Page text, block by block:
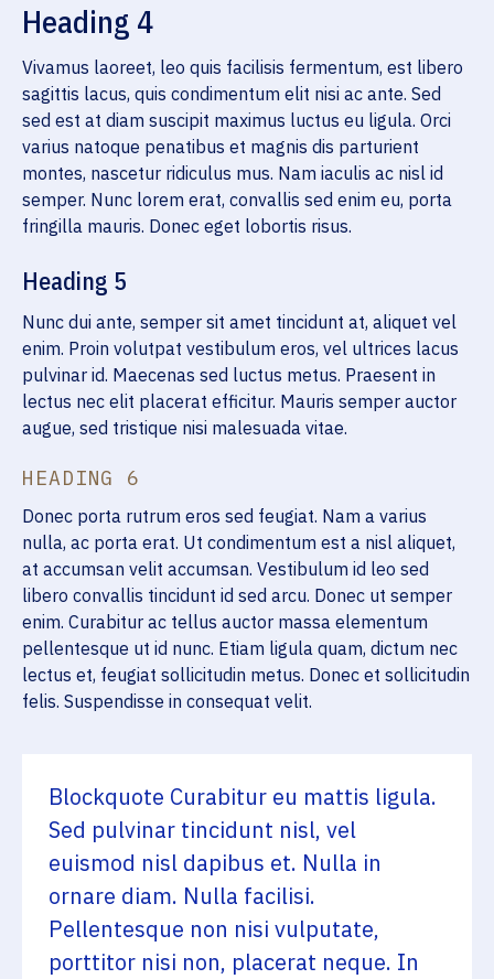
Heading 4
Vivamus laoreet, leo quis facilisis fermentum, est libero
sagittis lacus, quis condimentum elit nisi ac ante. Sed
sed est at diam suscipit maximus luctus eu ligula. Orci
varius natoque penatibus et magnis dis parturient
montes, nascetur ridiculus mus. Nam iaculis ac nisl id
semper. Nunc lorem erat, convallis sed enim eu, porta
fringilla mauris. Donec eget lobortis risus.
Heading 5
Nunc dui ante, semper sit amet tincidunt at, aliquet vel
enim. Proin volutpat vestibulum eros, vel ultrices lacus
pulvinar id. Maecenas sed luctus metus. Praesent in
lectus nec elit placerat efficitur. Mauris semper auctor
augue, sed tristique nisi malesuada vitae.
HEADING 6
Donec porta rutrum eros sed feugiat. Nam a varius
nulla, ac porta erat. Ut condimentum est a nisl aliquet,
at accumsan velit accumsan. Vestibulum id leo sed
libero convallis tincidunt id sed arcu. Donec ut semper
enim. Curabitur ac tellus auctor massa elementum
pellentesque ut id nunc. Etiam ligula quam, dictum nec
lectus et, feugiat sollicitudin metus. Donec et sollicitudin
felis. Suspendisse in consequat velit.
Blockquote Curabitur eu mattis ligula.
Sed pulvinar tincidunt nisl, vel
euismod nisl dapibus et. Nulla in
ornare diam. Nulla facilisi.
Pellentesque non nisi vulputate,
porttitor nisi non, placerat neque. In